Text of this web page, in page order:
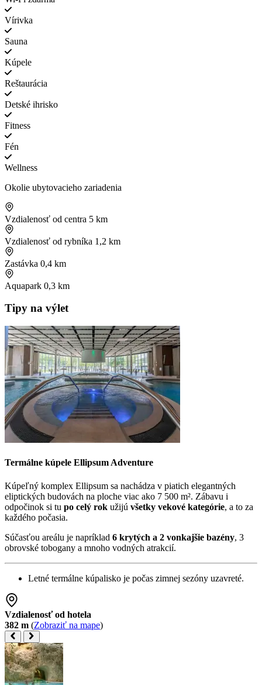
Vírivka
Sauna
Kúpele
Reštaurácia
Detské ihrisko
Fitness
Fén
Wellness
Okolie ubytovacieho zariadenia
Vzdialenosť od centra 5 km
Vzdialenosť od rybníka 1,2 km
Zastávka 0,4 km
Aquapark 0,3 km
Tipy na výlet
Termálne kúpele Ellipsum Adventure
Kúpeľný komplex Ellipsum sa nachádza v piatich elegantných
eliptických budovách na ploche viac ako 7 500 m². Zábavu i
odpočinok si tu po celý rok užijú všetky vekové kategórie, a to za
každého počasia.
Súčasťou areálu je napríklad 6 krytých a 2 vonkajšie bazény, 3
obrovské tobogany a mnoho vodných atrakcií.
Letné termálne kúpalisko je počas zimnej sezóny uzavreté.
Vzdialenosť od hotela
382 m (Zobraziť na mape)